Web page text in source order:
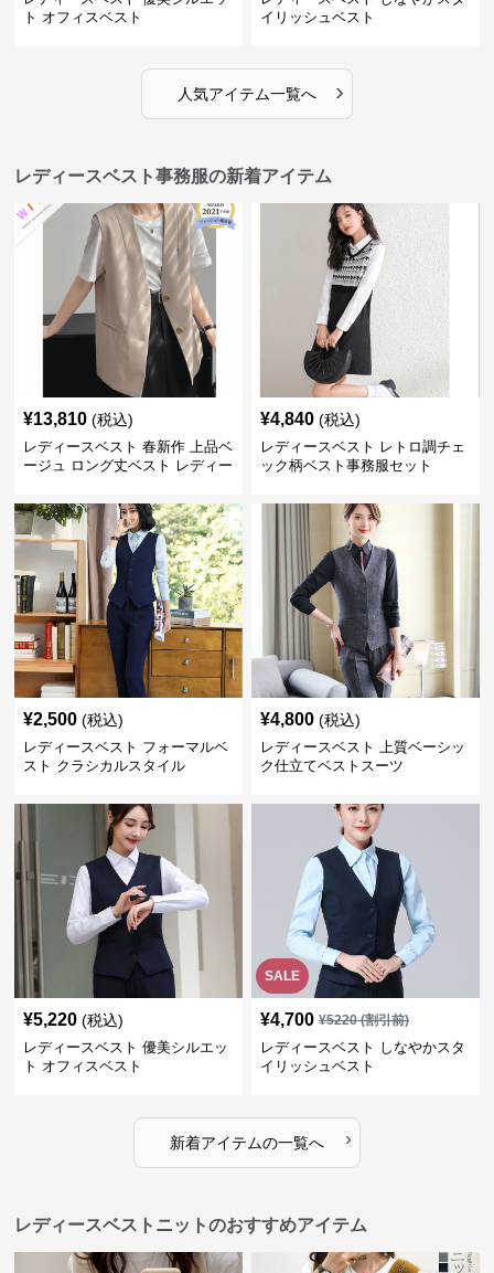
ト オフィスベスト
イリッシュベスト
人気アイテム一覧へ ›
レディースベスト事務服の新着アイテム
¥13,810 (税込)
レディースベスト 春新作 上品ベ
ージュ ロング丈ベスト レディー
¥4,840 (税込)
レディースベスト レトロ調チェ
ック柄ベスト事務服セット
¥2,500 (税込)
レディースベスト フォーマルベ
スト クラシカルスタイル
¥4,800 (税込)
レディースベスト 上質ベーシッ
ク仕立てベストスーツ
¥5,220 (税込)
レディースベスト 優美シルエッ
ト オフィスベスト
SALE
¥4,700 ¥5220(割引前)
レディースベスト しなやかスタ
イリッシュベスト
新着アイテムの一覧へ ›
レディースベストニットのおすすめアイテム